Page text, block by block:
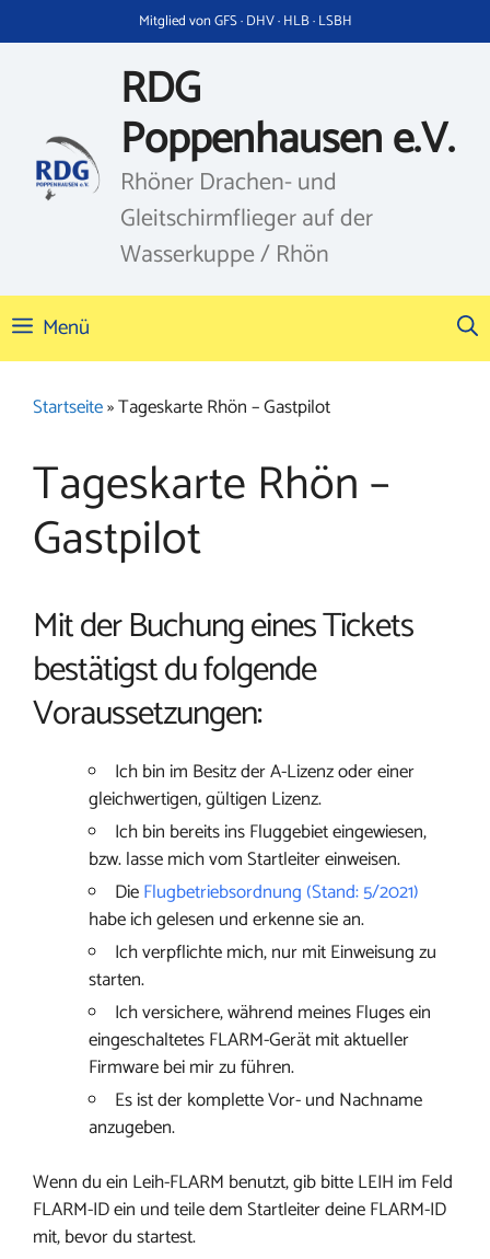
Inhalt
Mitglied von GFS · DHV · HLB · LSBH
RDG
Poppenhausen e.V.
Rhöner Drachen- und
Gleitschirmflieger auf der
Wasserkuppe / Rhön
Menü
Startseite»Tageskarte Rhön – Gastpilot
Tageskarte Rhön –
Gastpilot
Mit der Buchung eines Tickets
bestätigst du folgende
Voraussetzungen:
Ich bin im Besitz der A-Lizenz oder einer
gleichwertigen, gültigen Lizenz.
Ich bin bereits ins Fluggebiet eingewiesen,
bzw. lasse mich vom Startleiter einweisen.
DieFlugbetriebsordnung (Stand: 5/2021)
habe ich gelesen und erkenne sie an.
Ich verpflichte mich, nur mit Einweisung zu
starten.
Ich versichere, während meines Fluges ein
eingeschaltetes FLARM-Gerät mit aktueller
Firmware bei mir zu führen.
Es ist der komplette Vor- und Nachname
anzugeben.
Wenn du ein Leih-FLARM benutzt, gib bitte LEIH im Feld
FLARM-ID ein und teile dem Startleiter deine FLARM-ID
mit, bevor du startest.